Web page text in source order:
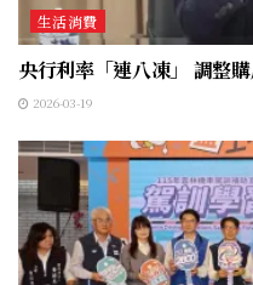
生活消費
央行利率「連八凍」 調整
2026-03-19